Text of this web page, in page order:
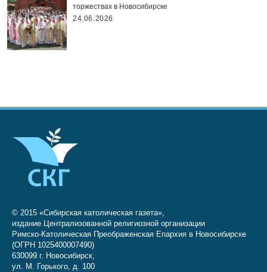
торжествах в Новосибирске
24.06.2026
© 2015 «Сибирская католическая газета»,
издание Централизованной религиозной организации
Римско-Католическая Преображенская Епархия в Новосибирске
(ОГРН 1025400007490)
630099 г. Новосибирск,
ул. М. Горького, д. 100